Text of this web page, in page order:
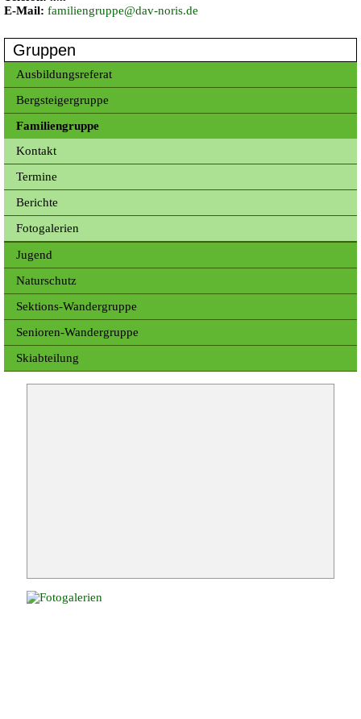
E-Mail: familiengruppe@dav-noris.de
Gruppen
Ausbildungsreferat
Bergsteigergruppe
Familiengruppe
Kontakt
Termine
Berichte
Fotogalerien
Jugend
Naturschutz
Sektions-Wandergruppe
Senioren-Wandergruppe
Skiabteilung